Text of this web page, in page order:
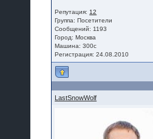
Репутация: 12
Группа:Посетители
Сообщений: 1193
Город: Москва
Машина: 300c
Регистрация: 24.08.2010
LastSnowWolf